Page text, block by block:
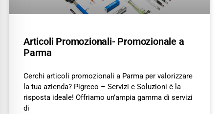
Articoli Promozionali- Promozionale a
Parma
Cerchi articoli promozionali a Parma per valorizzare
la tua azienda? Pigreco – Servizi e Soluzioni è la
risposta ideale! Offriamo un’ampia gamma di servizi
di